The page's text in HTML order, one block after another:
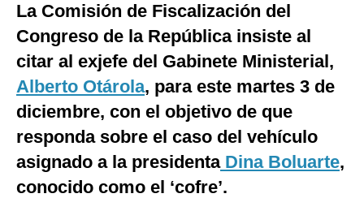
España
Internacional
Tecnología
Mix
La Comisión de Fiscalización del
Congreso de la República insiste al
citar al exjefe del Gabinete Ministerial,
Alberto Otárola, para este martes 3 de
diciembre, con el objetivo de que
responda sobre el caso del vehículo
asignado a la presidentaDina Boluarte,
conocido como el ‘cofre’.